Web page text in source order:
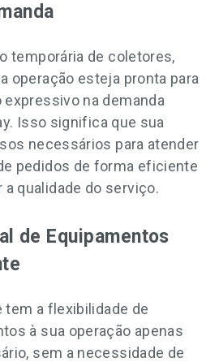
temporária de coletores,
operação esteja pronta para
expressivo na demanda
Isso significa que sua
necessários para atender
pedidos de forma eficiente
qualidade do serviço.
de Equipamentos
tem a flexibilidade de
à sua operação apenas
sem a necessidade de